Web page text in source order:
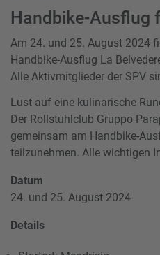
Handbike-Ausflug
Am 24. und 25. August 2024
Handbike-Ausflug La
Alle Aktivmitglieder der SPV
Lust auf eine kulinarische
Der Rollstuhlclub Gruppo
gemeinsam am Handbike-
teilzunehmen. Alle wichtigen
Datum
24. und 25. August 2024
Details